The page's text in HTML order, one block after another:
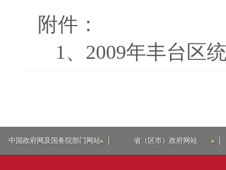
附件：
1、 2009年丰台区
中国政府网及国务院部门网站 省（区市）政府网站